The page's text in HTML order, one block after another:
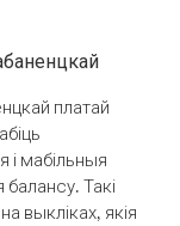
платай
і мабільныя
балансу. Такі
выкліках, якія